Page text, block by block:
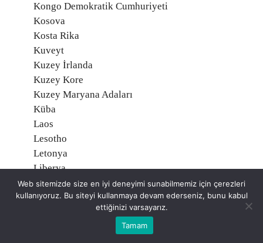
Kongo Demokratik Cumhuriyeti
Kosova
Kosta Rika
Kuveyt
Kuzey İrlanda
Kuzey Kore
Kuzey Maryana Adaları
Küba
Laos
Lesotho
Letonya
Liberya
Libya
Liechtenstein
Web sitemizde size en iyi deneyimi sunabilmemiz için çerezleri
kullanıyoruz. Bu siteyi kullanmaya devam ederseniz, bunu kabul
ettiğinizi varsayarız.
Tamam